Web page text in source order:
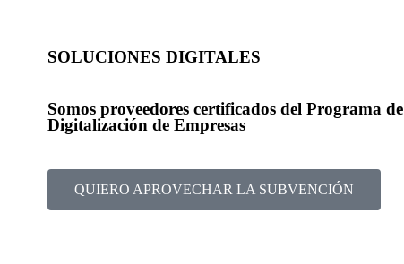
SOLUCIONES DIGITALES
Somos proveedores certificados del Programa de
Digitalización de Empresas
QUIERO APROVECHAR LA SUBVENCIÓN